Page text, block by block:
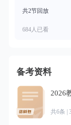
共2节回放
684人已看
备考资料
共6条 |